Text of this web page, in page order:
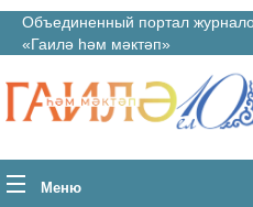
Объединенный портал
«Гаилә һәм мәктәп»
Меню